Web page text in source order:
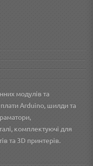
модулів та
Arduino, шилди та
комплектуючі для
та 3D принтерів.